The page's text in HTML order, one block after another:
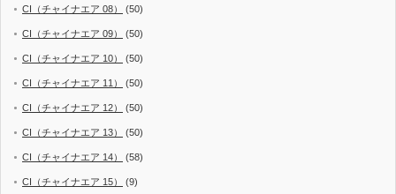
CI（チャイナエア 08） (50)
CI（チャイナエア 09） (50)
CI（チャイナエア 10） (50)
CI（チャイナエア 11） (50)
CI（チャイナエア 12） (50)
CI（チャイナエア 13） (50)
CI（チャイナエア 14） (58)
CI（チャイナエア 15） (9)